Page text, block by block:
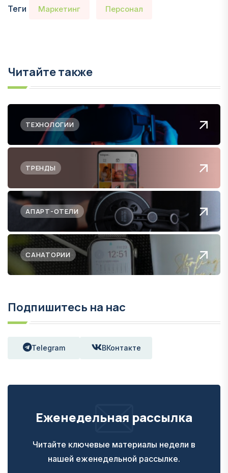
Теги Маркетинг Персонал
Читайте также
ТЕХНОЛОГИИ
ТРЕНДЫ
АПАРТ-ОТЕЛИ
САНАТОРИИ
Подпишитесь на нас
Telegram ВКонтакте
Еженедельная рассылка
Читайте ключевые материалы недели в
нашей еженедельной рассылке.